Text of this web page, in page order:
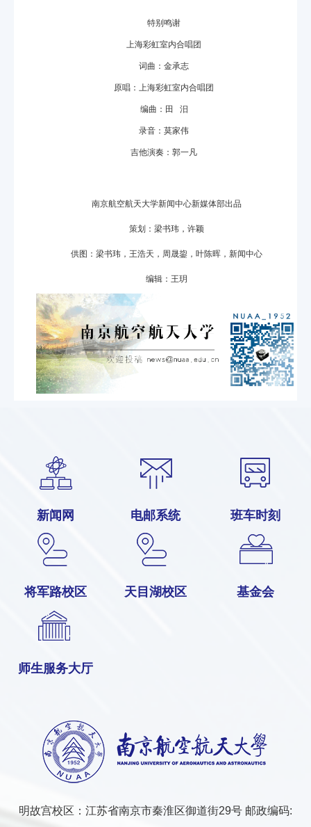
特别鸣谢
上海彩虹室内合唱团
词曲：金承志
原唱：上海彩虹室内合唱团
编曲：田 汨
录音：莫家伟
吉他演奏：郭一凡
南京航空航天大学新闻中心新媒体部出品
策划：梁书玮，许颖
供图：梁书玮，王浩天，周晟鋆，叶陈晖，新闻中心
编辑：王玥
新闻网 电邮系统 班车时刻
将军路校区 天目湖校区 基金会
师生服务大厅
明故宫校区：江苏省南京市秦淮区御道街29号 邮政编码: